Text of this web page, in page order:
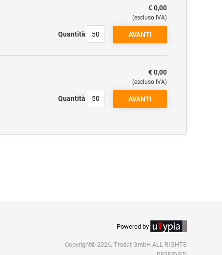
€ 0,00
(escluso IVA)
Quantità
€ 0,00
(escluso IVA)
Quantità
Powered by
Copyright© 2026, Trodat GmbH ALL RIGHTS